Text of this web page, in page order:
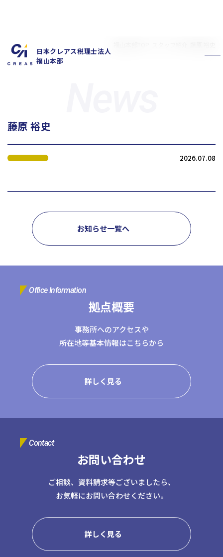
日本クレアス税理士法人
福山本部
お客様の声
スタッフ紹介
コーポレートサイトTOPへ
お問い合わせフォーム
拠点一覧
東京本社
富山本部高岡本部大阪本部北大阪本部神戸三宮本部福山本部
グループ企業一覧
日本クレアス社会保険労務士法人
株式会社コーポレート・アドバイザーズ・アカウンティング
株式会社コーポレート・アドバイザーズM&A
株式会社日本クレアス財産サポート
企業情報
藤原 裕史
2026.07.08
お知らせ一覧へ
Office Information
拠点概要
事務所へのアクセスや
所在地等基本情報はこちらから
詳しく見る
Contact
お問い合わせ
ご相談、資料請求等ございましたら、
お気軽にお問い合わせください。
詳しく見る